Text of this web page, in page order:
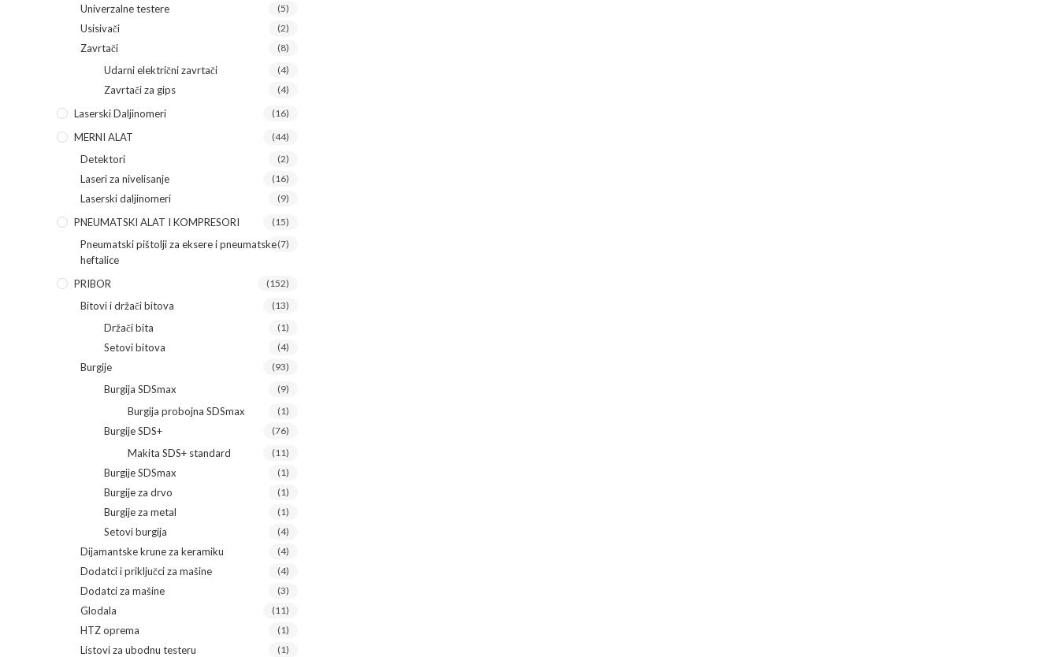
Univerzalne testere (5)
Usisivači (2)
Zavrtači (8)
Udarni električni zavrtači (4)
Zavrtači za gips (4)
Laserski Daljinomeri (16)
MERNI ALAT (44)
Detektori (2)
Laseri za nivelisanje (16)
Laserski daljinomeri (9)
PNEUMATSKI ALAT I KOMPRESORI (15)
Pneumatski pištolji za eksere i pneumatske
heftalice
(7)
PRIBOR (152)
Bitovi i držači bitova (13)
Držači bita (1)
Setovi bitova (4)
Burgije (93)
Burgija SDSmax (9)
Burgija probojna SDSmax (1)
Burgije SDS+ (76)
Makita SDS+ standard (11)
Burgije SDSmax (1)
Burgije za drvo (1)
Burgije za metal (1)
Setovi burgija (4)
Dijamantske krune za keramiku (4)
Dodatci i priključci za mašine (4)
Dodatci za mašine (3)
Glodala (11)
HTZ oprema (1)
Listovi za ubodnu testeru (1)